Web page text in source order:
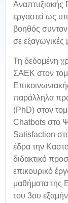
Αναπτυξιακής
εργαστεί ως
βοηθός
σε εξαγωγικές
Τη δεδομένη
ΣΑΕΚ στον
παράλληλα
(PhD) στον
Chatbots στο
Satisfaction
έδρα την
διδακτικό
επικουρικό
μαθήματα της
του 3ου